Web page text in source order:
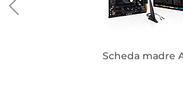
Scheda madre